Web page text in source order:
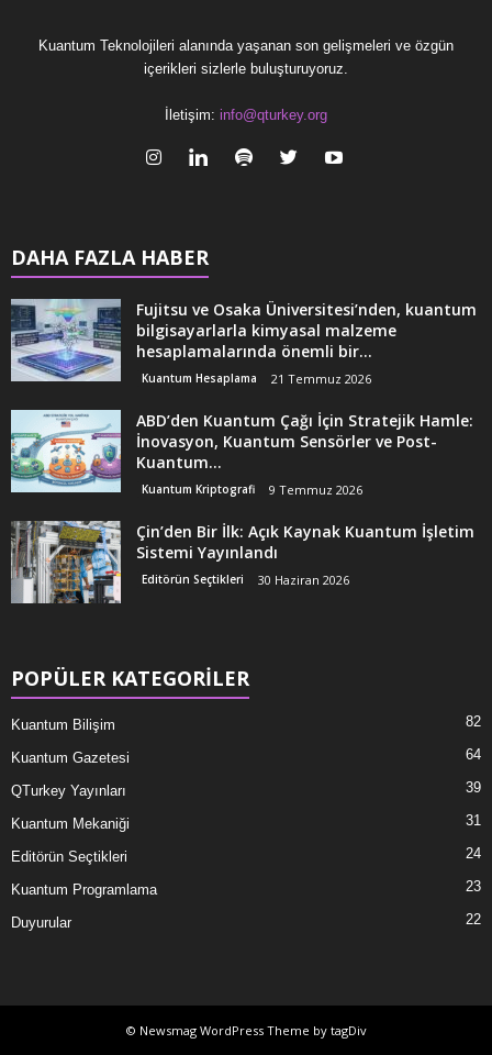
Kuantum Teknolojileri alanında yaşanan son gelişmeleri ve özgün
içerikleri sizlerle buluşturuyoruz.
İletişim: info@qturkey.org
DAHA FAZLA HABER
Fujitsu ve Osaka Üniversitesi’nden, kuantum
bilgisayarlarla kimyasal malzeme
hesaplamalarında önemli bir...
Kuantum Hesaplama 21 Temmuz 2026
ABD’den Kuantum Çağı İçin Stratejik Hamle:
İnovasyon, Kuantum Sensörler ve Post-
Kuantum...
Kuantum Kriptografi 9 Temmuz 2026
Çin’den Bir İlk: Açık Kaynak Kuantum İşletim
Sistemi Yayınlandı
Editörün Seçtikleri 30 Haziran 2026
POPÜLER KATEGORİLER
Kuantum Bilişim 82
Kuantum Gazetesi 64
QTurkey Yayınları 39
Kuantum Mekaniği 31
Editörün Seçtikleri 24
Kuantum Programlama 23
Duyurular 22
© Newsmag WordPress Theme by tagDiv